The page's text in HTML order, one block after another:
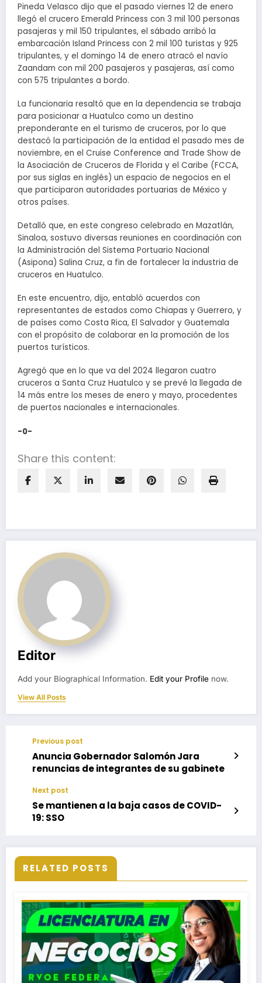
Pineda Velasco dijo que el pasado viernes 12 de enero
llegó el crucero Emerald Princess con 3 mil 100 personas
pasajeras y mil 150 tripulantes, el sábado arribó la
embarcación Island Princess con 2 mil 100 turistas y 925
tripulantes, y el domingo 14 de enero atracó el navío
Zaandam con mil 200 pasajeros y pasajeras, así como
con 575 tripulantes a bordo.
La funcionaria resaltó que en la dependencia se trabaja
para posicionar a Huatulco como un destino
preponderante en el turismo de cruceros, por lo que
destacó la participación de la entidad el pasado mes de
noviembre, en el Cruise Conference and Trade Show de
la Asociación de Cruceros de Florida y el Caribe (FCCA,
por sus siglas en inglés) un espacio de negocios en el
que participaron autoridades portuarias de México y
otros países.
Detalló que, en este congreso celebrado en Mazatlán,
Sinaloa, sostuvo diversas reuniones en coordinación con
la Administración del Sistema Portuario Nacional
(Asipona) Salina Cruz, a fin de fortalecer la industria de
cruceros en Huatulco.
En este encuentro, dijo, entabló acuerdos con
representantes de estados como Chiapas y Guerrero, y
de países como Costa Rica, El Salvador y Guatemala
con el propósito de colaborar en la promoción de los
puertos turísticos.
Agregó que en lo que va del 2024 llegaron cuatro
cruceros a Santa Cruz Huatulco y se prevé la llegada de
14 más entre los meses de enero y mayo, procedentes
de puertos nacionales e internacionales.
-0-
Share this content:
Editor
Add your Biographical Information. Edit your Profile now.
View All Posts
Previous post
Anuncia Gobernador Salomón Jara
renuncias de integrantes de su gabinete
Next post
Se mantienen a la baja casos de COVID-
19: SSO
RELATED POSTS